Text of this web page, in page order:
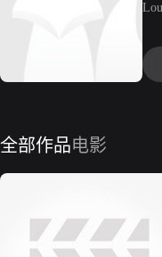
全部作品电影